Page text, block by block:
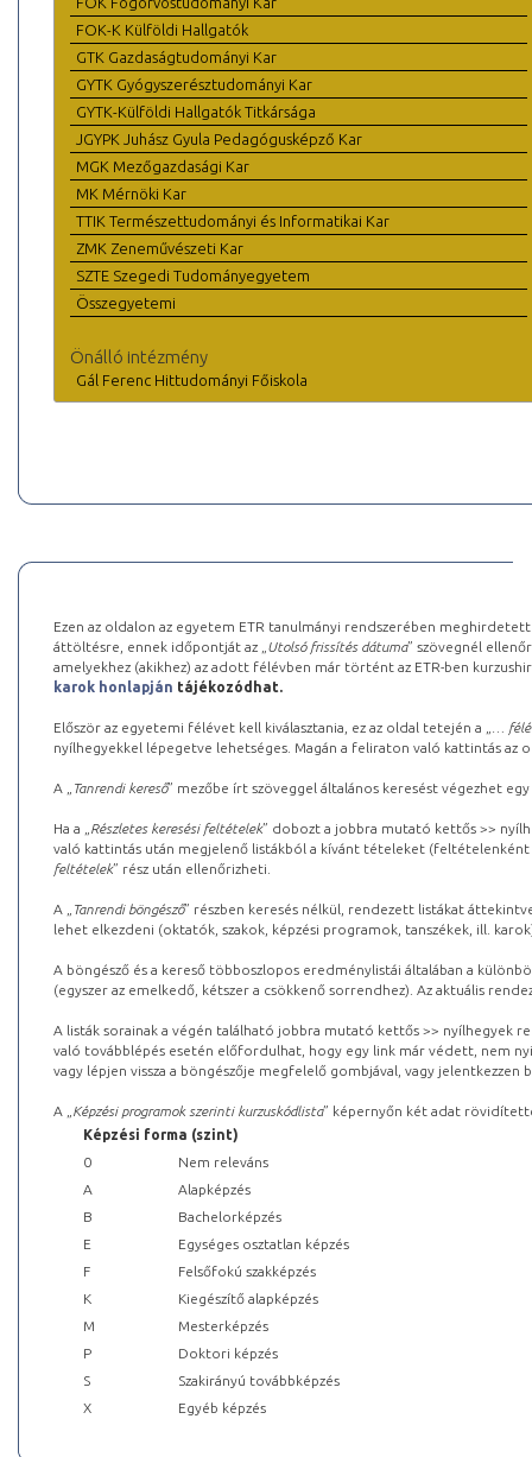
FOK-K Külföldi Hallgatók
GTK Gazdaságtudományi Kar
GYTK Gyógyszerésztudományi Kar
GYTK-Külföldi Hallgatók Titkársága
JGYPK Juhász Gyula Pedagógusképző Kar
MGK Mezőgazdasági Kar
MK Mérnöki Kar
TTIK Természettudományi és Informatikai Kar
ZMK Zeneművészeti Kar
SZTE Szegedi Tudományegyetem
Összegyetemi
Önálló intézmény
Gál Ferenc Hittudományi Főiskola
Ezen az oldalon az egyetem ETR tanulmányi rendszerében
áttöltésre, ennek időpontját az „ Utolsó frissítés dátuma” szövegnél
amelyekhez (akikhez) az adott félévben már történt az ETR-ben
karok honlapján tájékozódhat.
Először az egyetemi félévet kell kiválasztania, ez az oldal tetején a „
…
nyílhegyekkel lépegetve lehetséges. Magán a feliraton való kattintás az
A „ Tanrendi kereső” mezőbe írt szöveggel általános keresést végezhet
Ha a „ Részletes keresési feltételek” dobozt a jobbra mutató kettős >>
való kattintás után megjelenő listákból a kívánt tételeket (feltételenként
feltételek” rész után ellenőrizheti.
A „ Tanrendi böngésző” részben keresés nélkül, rendezett listákat
lehet elkezdeni (oktatók, szakok, képzési programok, tanszékek, ill.
A böngésző és a kereső többoszlopos eredménylistái általában a
(egyszer az emelkedő, kétszer a csökkenő sorrendhez). Az aktuális
A listák sorainak a végén található jobbra mutató kettős >> nyílhegyek
való továbblépés esetén előfordulhat, hogy egy link már védett, nem
vagy lépjen vissza a böngészője megfelelő gombjával, vagy
A „ Képzési programok szerinti kurzuskódlista” képernyőn két adat
Képzési forma (szint)
0
Nem releváns
A
Alapképzés
B
Bachelorképzés
E
Egységes osztatlan képzés
F
Felsőfokú szakképzés
K
Kiegészítő alapképzés
M
Mesterképzés
P
Doktori képzés
S
Szakirányú továbbképzés
X
Egyéb képzés